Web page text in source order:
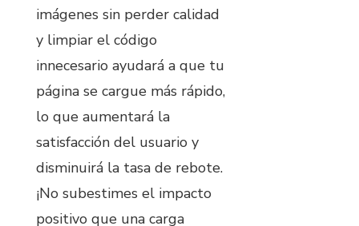
imágenes sin perder calidad
y limpiar el código
innecesario ayudará a que tu
página se cargue más rápido,
lo que aumentará la
satisfacción del usuario y
disminuirá la tasa de rebote.
¡No subestimes el impacto
positivo que una carga